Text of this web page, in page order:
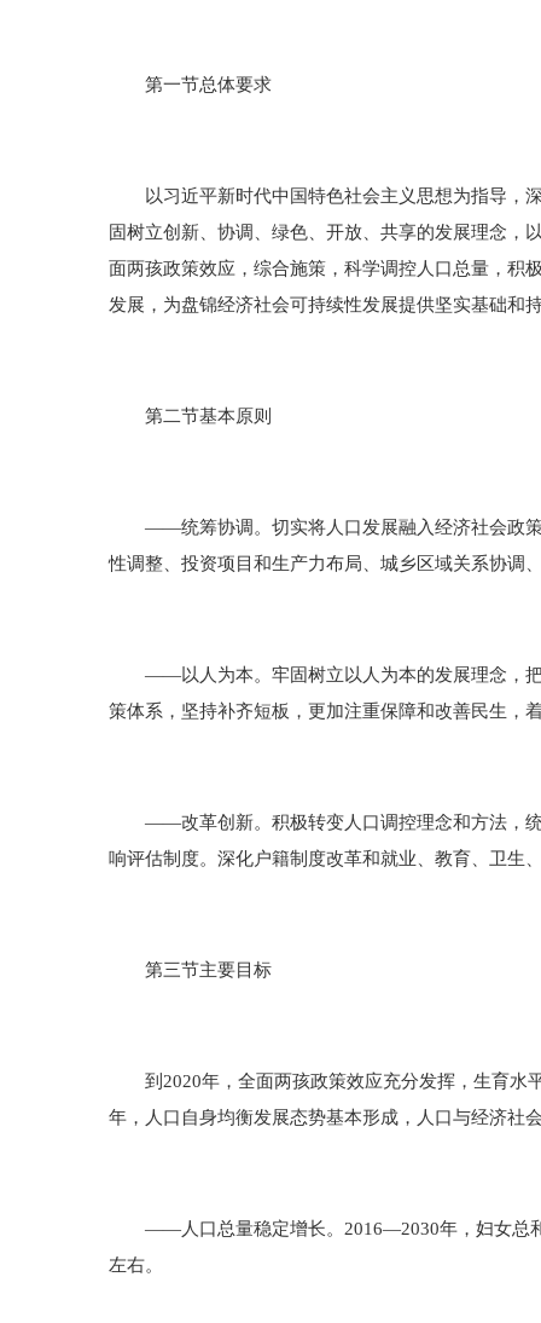
第一节总体要求
以习近平新时代中国特色社会主义思想为指导，深
固树立创新、协调、绿色、开放、共享的发展理念，
面两孩政策效应，综合施策，科学调控人口总量，积
发展，为盘锦经济社会可持续性发展提供坚实基础和
第二节基本原则
——统筹协调。切实将人口发展融入经济社会政策
性调整、投资项目和生产力布局、城乡区域关系协调
——以人为本。牢固树立以人为本的发展理念，把
策体系，坚持补齐短板，更加注重保障和改善民生，
——改革创新。积极转变人口调控理念和方法，统
响评估制度。深化户籍制度改革和就业、教育、卫生
第三节主要目标
到2020年，全面两孩政策效应充分发挥，生育水
年，人口自身均衡发展态势基本形成，人口与经济社
——人口总量稳定增长。2016—2030年，妇女总和
左右。